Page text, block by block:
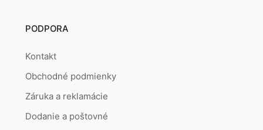
PODPORA
Kontakt
Obchodné podmienky
Záruka a reklamácie
Dodanie a poštovné